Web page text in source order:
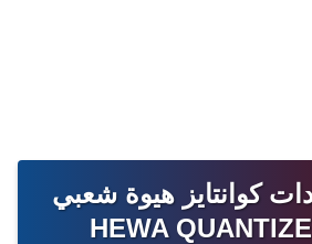
كوانتايز هيوة شعبي